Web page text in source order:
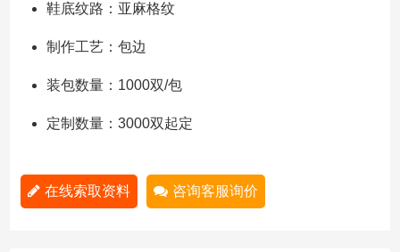
鞋底纹路：亚麻格纹
制作工艺：包边
装包数量：1000双/包
定制数量：3000双起定
在线索取资料 咨询客服询价